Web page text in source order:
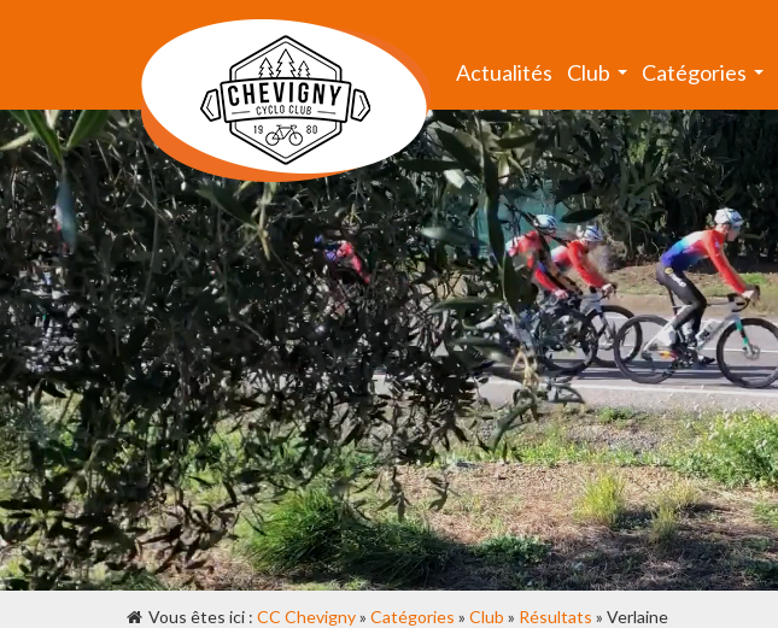
Actualités Club Catégories
Vous êtes ici : CC Chevigny» Catégories » Club » Résultats » Verlaine